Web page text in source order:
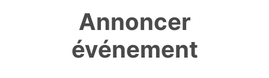
Annoncer
événement